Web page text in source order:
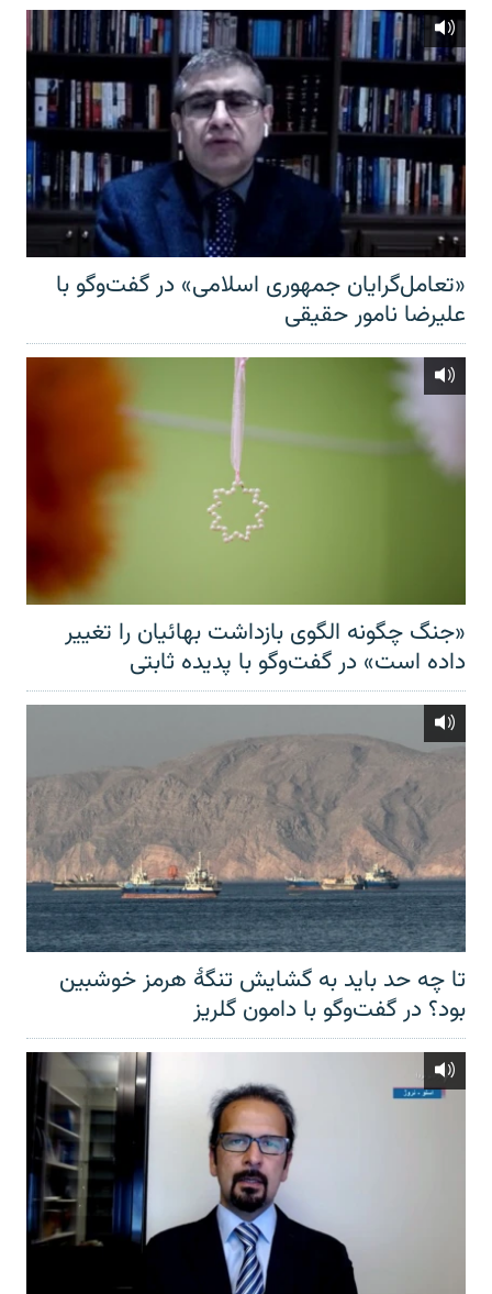
«تعامل‌گرایان جمهوری اسلامی» در گفت‌وگو با
علیرضا نامور حقیقی
«جنگ چگونه الگوی بازداشت بهائیان را تغییر
داده است» در گفت‌وگو با پدیده ثابتی
تا چه حد باید به گشایش تنگهٔ هرمز خوشبین
بود؟ در گفت‌وگو با دامون گلریز